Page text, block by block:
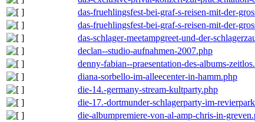
das-fruehlingsfest-bei-graf-s-reisen-mit-der-
das-fruehlingsfest-bei-graf-s-reisen-mit-der-
das-schlager-meetampgreet-und-der-
declan--studio-aufnahmen-2007.php
denny-fabian--praesentation-des-albums-
diana-sorbello-im-alleecenter-in-hamm.php
die-14.-germany-stream-kultparty.php
die-17.-dortmunder-schlagerparty-im-
die-albumpremiere-von-al-amp-chris-in-